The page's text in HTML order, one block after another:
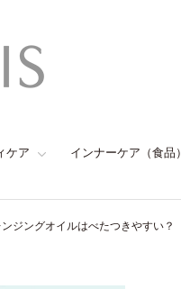
ケア インナーケア（食品）
ジングオイルはべたつきやすい？